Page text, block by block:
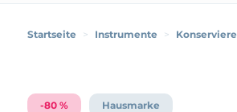
Startseite > Instrumente >
-80 % Hausmarke